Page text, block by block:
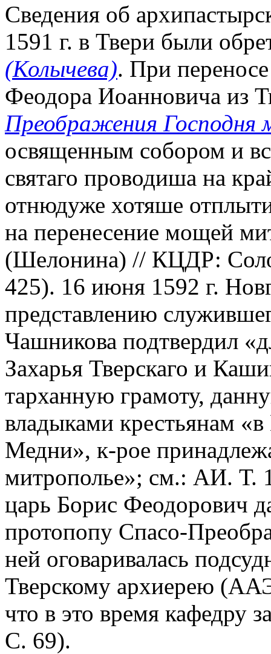
Сведения об
1591 г. в Твери были
(Колычева). При
Феодора Иоанновича из
Преображения Господня
освященным собором и
святаго проводиша на
отнюдуже хотяше
на перенесение мощей
(Шелонина) // КЦДР:
425). 16 июня 1592 г.
представлению
Чашникова подтвердил
Захарья Тверскаго и
тарханную грамоту,
владыками крестьянам
Медни», к-рое
митрополье»; см.: АИ. Т.
царь Борис Феодорович
протопопу Спасо-
ней оговаривалась
Тверскому архиерею
что в это время кафедру
С. 69).